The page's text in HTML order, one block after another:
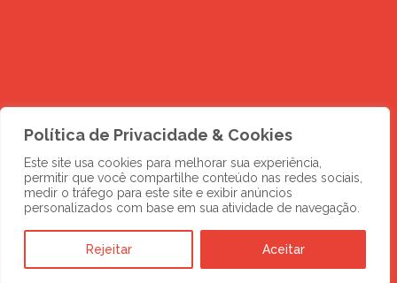
Política de Privacidade & Cookies
Este site usa cookies para melhorar sua experiência,
permitir que você compartilhe conteúdo nas redes sociais,
medir o tráfego para este site e exibir anúncios
personalizados com base em sua atividade de navegação.
Rejeitar Aceitar
DESCUBRA MAIS